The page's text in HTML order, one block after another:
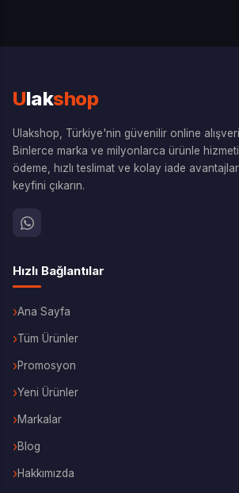
Ulakshop
Ulakshop, Türkiye'nin güvenilir online
Binlerce marka ve milyonlarca ürünle
ödeme, hızlı teslimat ve kolay iade
keyfini çıkarın.
Hızlı Bağlantılar
Ana Sayfa
Tüm Ürünler
Promosyon
Yeni Ürünler
Markalar
Blog
Hakkımızda